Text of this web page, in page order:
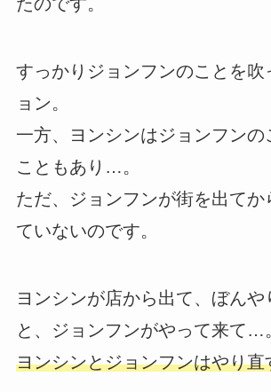
すっかりジョンフンのことを吹
ョン。
一方、ヨンシンはジョンフンの
こともあり…。
ただ、ジョンフンが街を出てか
ていないのです。
ヨンシンが店から出て、ぼんや
と、ジョンフンがやって来て…
ヨンシンとジョンフンはやり直